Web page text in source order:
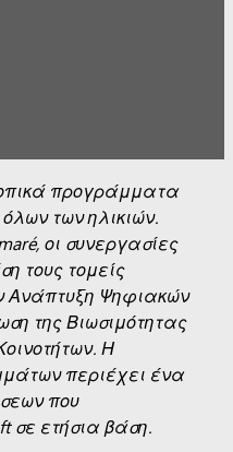
προγράμματα
των ηλικιών.
οι συνεργασίες
τους τομείς
Ανάπτυξη Ψηφιακών
της Βιωσιμότητας
Η
περιέχει ένα
που
σε ετήσια βάση.